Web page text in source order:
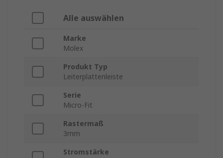
Alle auswählen
Marke
Molex
Produkt Typ
Leiterplattenleiste
Serie
Micro-Fit
Rastermaß
3mm
Stromstärke